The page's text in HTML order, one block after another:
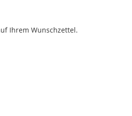
Ihrem Wunschzettel.